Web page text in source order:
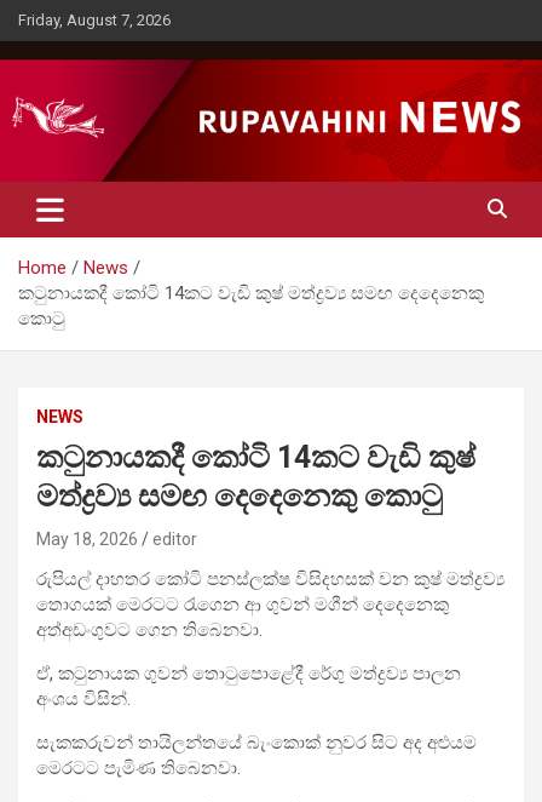
Skip
to
content
Friday, August 7, 2026
Rupavahini News
Home
News
කටුනායකදී කෝටි 14කට වැඩි කුෂ් මත්ද්‍රව්‍ය සමඟ දෙදෙනෙකු
කොටු
NEWS
කටුනායකදී කෝටි 14කට වැඩි කුෂ්
මත්ද්‍රව්‍ය සමඟ දෙදෙනෙකු කොටු
May 18, 2026 editor
රුපියල් දාහතර කෝටි පනස්ලක්ෂ විසිදහසක් වන කුෂ් මත්ද්‍රව්‍ය
තොගයක් මෙරටට රැගෙන ආ ගුවන් මගීන් දෙදෙනෙකු
අත්අඩංගුවට ගෙන තිබෙනවා.
ඒ, කටුනායක ගුවන් තොටුපොළේදී රේගු මත්ද්‍රව්‍ය පාලන
අංශය විසින්.
සැකකරුවන් තායිලන්තයේ බැංකොක් නුවර සිට අද අළුයම
මෙරටට පැමිණ තිබෙනවා.